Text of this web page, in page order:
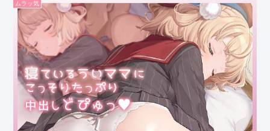
ムラッ気